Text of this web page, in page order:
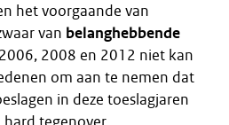
het voorgaande van
van belanghebbende
2008 en 2012 niet kan
om aan te nemen dat
in deze toeslagjaren